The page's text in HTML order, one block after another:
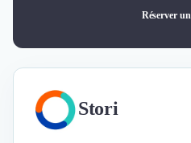
Réserver
Stori